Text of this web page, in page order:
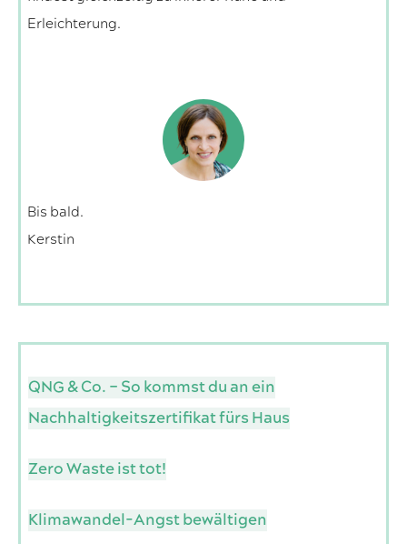
Erleichterung.
Bis bald.
Kerstin
QNG & Co. – So kommst du an ein
Nachhaltigkeitszertifikat fürs Haus
Zero Waste ist tot!
Klimawandel-Angst bewältigen